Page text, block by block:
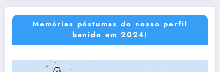
Memórias póstumas do nosso perfil
banido em 2024!